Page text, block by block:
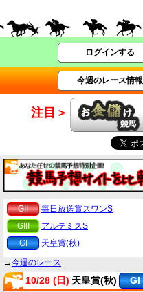
ログインする
今週のレース情報
注目＞
GII
毎日放送賞スワンS
GIII
アルテミスS
GI
天皇賞(秋)
→今週のレース
10/28 (日) 天皇賞(秋) GI